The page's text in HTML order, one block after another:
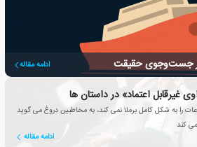
ادامه مقاله
غیرقابل اعتماد» در داستان ها
را به شکل کامل برملا نمی کند، به مخاطبین دروغ می گوید
کند
ادامه مقاله